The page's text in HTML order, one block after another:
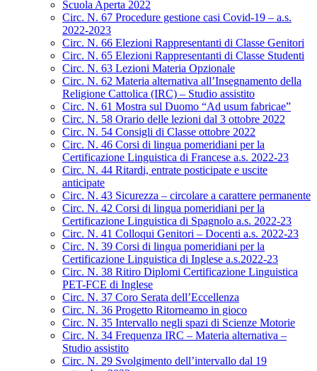
Scuola Aperta 2022
Circ. N. 67 Procedure gestione casi Covid-19 – a.s.
2022-2023
Circ. N. 66 Elezioni Rappresentanti di Classe Genitori
Circ. N. 65 Elezioni Rappresentanti di Classe Studenti
Circ. N. 63 Lezioni Materia Opzionale
Circ. N. 62 Materia alternativa all’Insegnamento della
Religione Cattolica (IRC) – Studio assistito
Circ. N. 61 Mostra sul Duomo “Ad usum fabricae”
Circ. N. 58 Orario delle lezioni dal 3 ottobre 2022
Circ. N. 54 Consigli di Classe ottobre 2022
Circ. N. 46 Corsi di lingua pomeridiani per la
Certificazione Linguistica di Francese a.s. 2022-23
Circ. N. 44 Ritardi, entrate posticipate e uscite
anticipate
Circ. N. 43 Sicurezza – circolare a carattere permanente
Circ. N. 42 Corsi di lingua pomeridiani per la
Certificazione Linguistica di Spagnolo a.s. 2022-23
Circ. N. 41 Colloqui Genitori – Docenti a.s. 2022-23
Circ. N. 39 Corsi di lingua pomeridiani per la
Certificazione Linguistica di Inglese a.s.2022-23
Circ. N. 38 Ritiro Diplomi Certificazione Linguistica
PET-FCE di Inglese
Circ. N. 37 Coro Serata dell’Eccellenza
Circ. N. 36 Progetto Ritorneamo in gioco
Circ. N. 35 Intervallo negli spazi di Scienze Motorie
Circ. N. 34 Frequenza IRC – Materia alternativa –
Studio assistito
Circ. N. 29 Svolgimento dell’intervallo dal 19